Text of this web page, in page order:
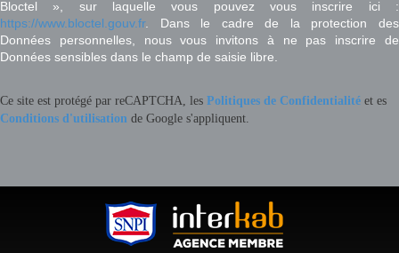
Bloctel », sur laquelle vous pouvez vous inscrire ici :
https://www.bloctel.gouv.fr. Dans le cadre de la protection des
Données personnelles, nous vous invitons à ne pas inscrire de
Données sensibles dans le champ de saisie libre.
Ce site est protégé par reCAPTCHA, les Politiques de Confidentialité et es
Conditions d'utilisation de Google s'appliquent.